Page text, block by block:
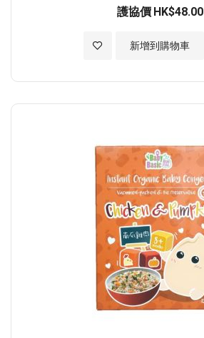
護協價 HK$48.00
新增到購物車
加入至願望清單